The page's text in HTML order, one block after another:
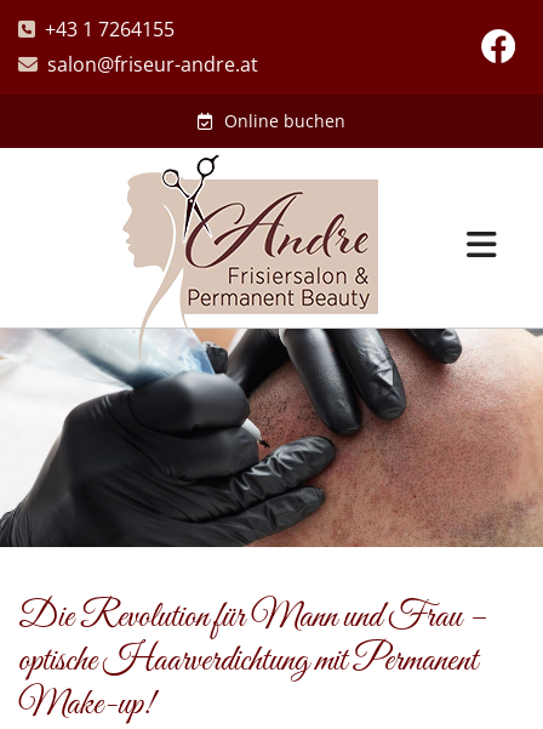
 +43 1 7264155
 salon@friseur-andre.at
Online buchen
Die Revolution für Mann und Frau –
optische Haarverdichtung mit Permanent
Make-up!